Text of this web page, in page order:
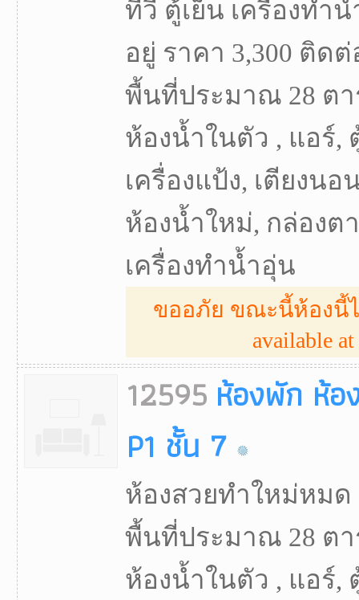
ทีวี ตู้เย็น เครื่องทำ
อยู่ ราคา 3,300 ติดต่
พื้นที่ประมาณ 28 ตา
ห้องน้ำในตัว , แอร์,
เครื่องแป้ง, เตียงน
ห้องน้ำใหม่, กล่องต
เครื่องทำน้ำอุ่น
ขออภัย ขณะนี้ห้องนี้ไ
available
12595 ห้องพัก ห้อ
P1 ชั้น 7
ห้องสวยทำใหม่หมด
พื้นที่ประมาณ 28 ตา
ห้องน้ำในตัว , แอร์,